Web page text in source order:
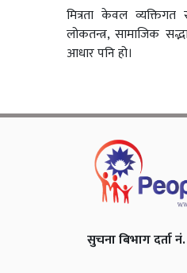
मित्रता केवल व्यक्तिगत
लोकतन्त्र, सामाजिक
आधार पनि हो।
सुचना बिभाग दर्ता